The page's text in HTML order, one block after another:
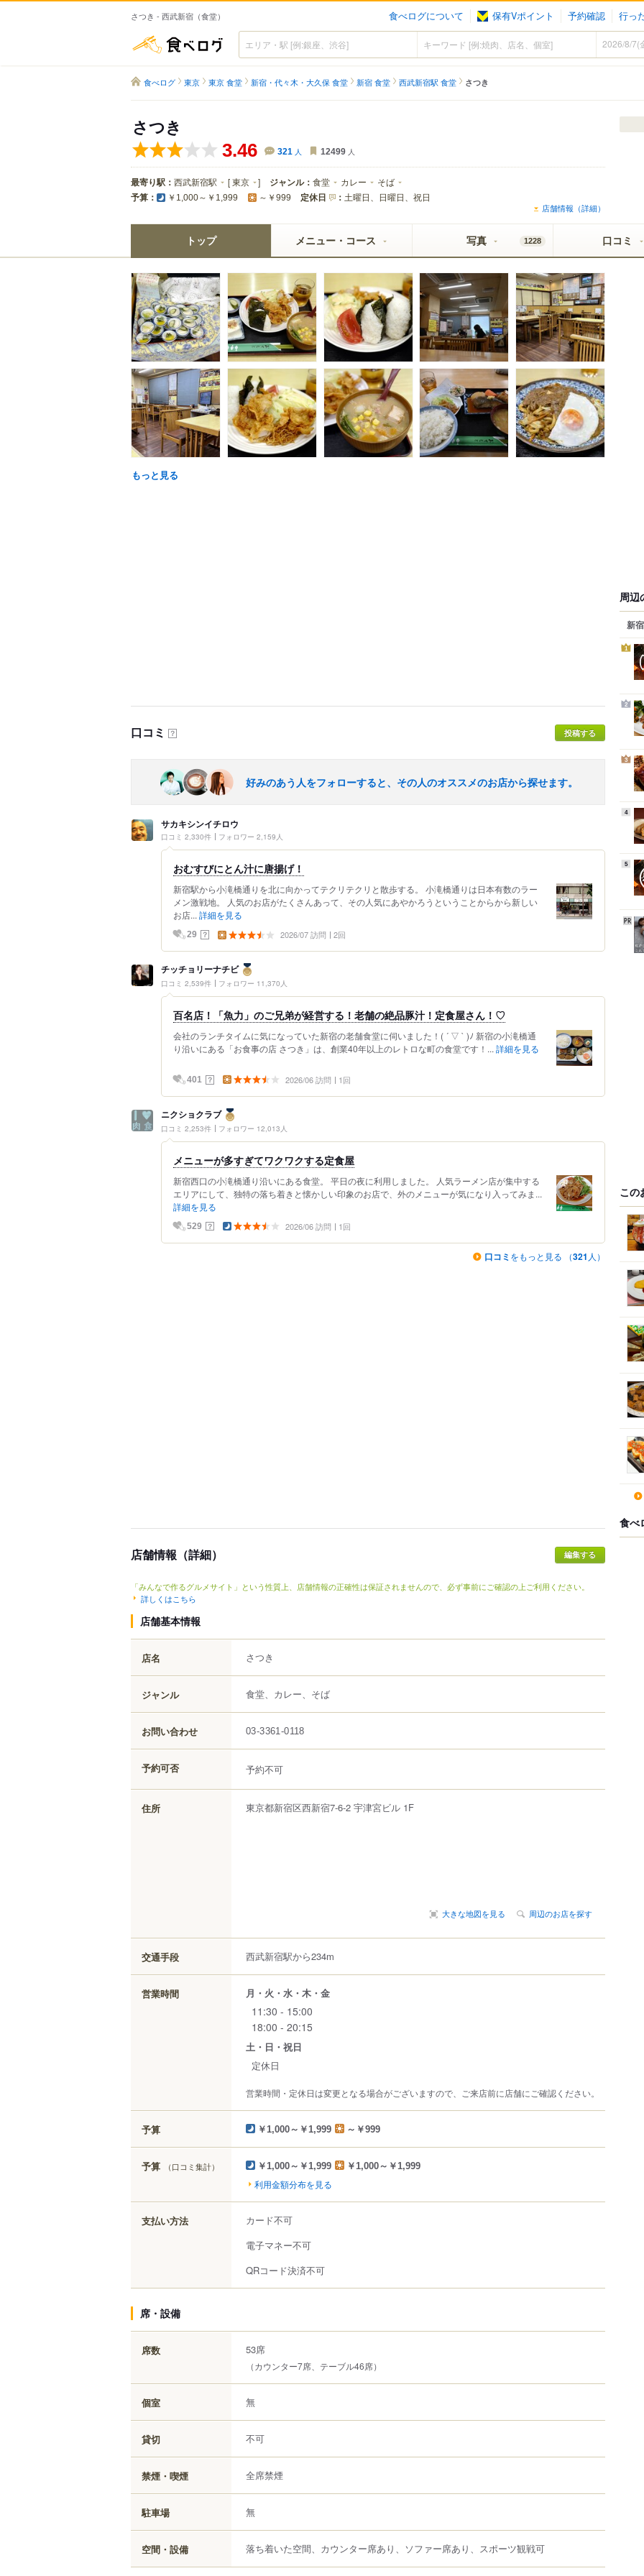
さつき - 西武新宿（食堂） 食べログについて 保有Vポイント 予約確認 行っ
食べログ
食べログ 東京 東京 食堂 新宿・代々木・大久保 食堂 新宿 食堂 西武新宿駅 食堂 さつき
さつき
3.46 321 人 12499 人
最寄り駅： 西武新宿駅 [東京 ] ジャンル： 食堂 カレー そば
予算： ￥1,000～￥1,999 ～￥999 定休日 ： 土曜日、日曜日、祝日
店舗情報（詳細）
トップ メニュー・コース 写真 1228 口コミ
もっと見る
口コミ ？ 投稿する
好みのあう人をフォローすると、その人のオススメのお店から探せます。
サカキシンイチロウ
口コミ 2,330件 フォロワー 2,159人
おむすびにとん汁に唐揚げ！
新宿駅から小滝橋通りを北に向かってテクリテクリと散歩する。 小滝橋通りは日本有数のラー
メン激戦地。 人気のお店がたくさんあって、その人気にあやかろうということからから新しい
お店... 詳細を見る
29 ？ 2026/07 訪問 2回
チッチョリーナチビ
口コミ 2,539件 フォロワー 11,370人
百名店！「魚力」のご兄弟が経営する！老舗の絶品豚汁！定食屋さん！♡
会社のランチタイムに気になっていた新宿の老舗食堂に伺いました！( ´ ▽ ` )ﾉ 新宿の小滝橋通
り沿いにある「お食事の店 さつき」は、創業40年以上のレトロな町の食堂です！... 詳細を見る
401 ？ 2026/06 訪問 1回
ニクショクラブ
口コミ 2,253件 フォロワー 12,013人
メニューが多すぎてワクワクする定食屋
新宿西口の小滝橋通り沿いにある食堂。 平日の夜に利用しました。 人気ラーメン店が集中する
エリアにして、独特の落ち着きと懐かしい印象のお店で、外のメニューが気になり入ってみま...
詳細を見る
529 ？ 2026/06 訪問 1回
口コミ をもっと見る （321 人）
店舗情報（詳細）
「みんなで作るグルメサイト」という性質上、店舗情報の正確性は保証されませんので、必ず事前にご確認の上ご利用ください。
詳しくはこちら
店舗基本情報
店名 さつき
ジャンル 食堂、カレー、そば
お問い合わせ 03-3361-0118
予約可否 予約不可
住所 東京都新宿区西新宿7-6-2 宇津宮ビル 1F
大きな地図を見る 周辺のお店を探す
交通手段 西武新宿駅から234m
営業時間 月・火・水・木・金
11:30 - 15:00
18:00 - 20:15
土・日・祝日
定休日
営業時間・定休日は変更となる場合がございますので、ご来店前に店舗にご確認ください。
予算 ￥1,000～￥1,999 ～￥999
予算 （口コミ集計） ￥1,000～￥1,999 ￥1,000～￥1,999
利用金額分布を見る
支払い方法
カード不可
電子マネー不可
QRコード決済不可
席・設備
席数 53席
（カウンター7席、テーブル46席）
個室 無
貸切 不可
禁煙・喫煙 全席禁煙
駐車場 無
空間・設備 落ち着いた空間、カウンター席あり、ソファー席あり、スポーツ観戦可
周辺
新
1
2
3
4
5
この
食べ